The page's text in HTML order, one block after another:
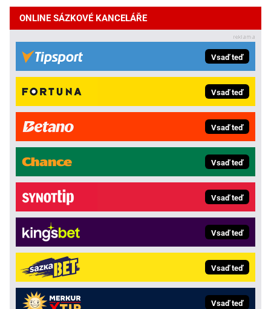
ONLINE SÁZKOVÉ KANCELÁŘE
Vsaď teď
Vsaď teď
Vsaď teď
Vsaď teď
Vsaď teď
Vsaď teď
Vsaď teď
Vsaď teď